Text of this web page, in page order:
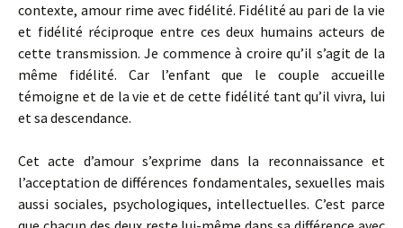
contexte, amour rime avec fidélité. Fidélité au pari de la vie
et fidélité réciproque entre ces deux humains acteurs de
cette transmission. Je commence à croire qu’il s’agit de la
même fidélité. Car l’enfant que le couple accueille
témoigne et de la vie et de cette fidélité tant qu’il vivra, lui
et sa descendance.
Cet acte d’amour s’exprime dans la reconnaissance et
l’acceptation de différences fondamentales, sexuelles mais
aussi sociales, psychologiques, intellectuelles. C’est parce